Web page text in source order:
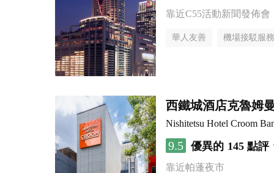
靠近C55活動新聞發佈會
華人友善 機場接駁服務
西鐵城酒店克魯姆
Nishitetsu Hotel Croom
9.5 優異的 145 點評
靠近帕蓬夜市